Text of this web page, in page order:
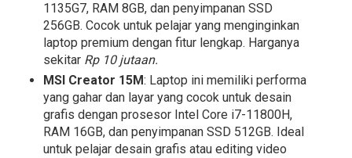
1135G7, RAM 8GB, dan penyimpanan SSD
256GB. Cocok untuk pelajar yang menginginkan
laptop premium dengan fitur lengkap. Harganya
sekitar Rp 10 jutaan.
MSI Creator 15M: Laptop ini memiliki performa
yang gahar dan layar yang cocok untuk desain
grafis dengan prosesor Intel Core i7-11800H,
RAM 16GB, dan penyimpanan SSD 512GB. Ideal
untuk pelajar desain grafis atau editing video